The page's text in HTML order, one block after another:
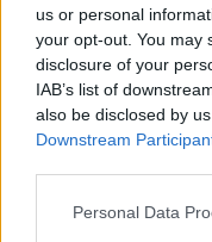
us or personal
your opt-out. You may
disclosure of your
IAB’s list of
also be disclosed by
Downstream
Personal Data
TAGS
εμβολιασμός για τον κορονοϊό
Κορονοϊός